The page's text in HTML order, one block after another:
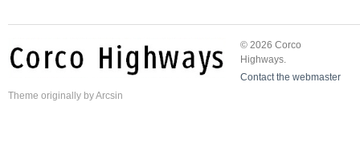
© 2026 Corco
Highways.
Contact the webmaster
Theme originally byArcsin